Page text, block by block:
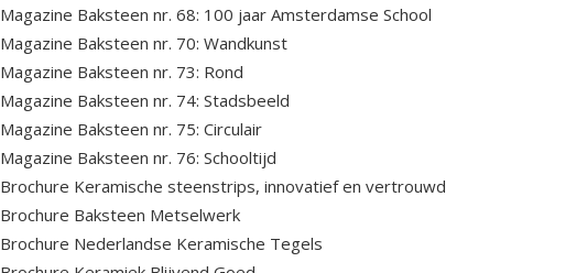
Magazine Baksteen nr. 68: 100 jaar Amsterdamse School
Magazine Baksteen nr. 70: Wandkunst
Magazine Baksteen nr. 73: Rond
Magazine Baksteen nr. 74: Stadsbeeld
Magazine Baksteen nr. 75: Circulair
Magazine Baksteen nr. 76: Schooltijd
Brochure Keramische steenstrips, innovatief en vertrouwd
Brochure Baksteen Metselwerk
Brochure Nederlandse Keramische Tegels